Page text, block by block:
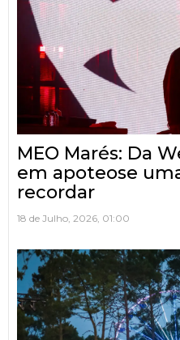
MEO Marés: Da
em apoteose
recordar
18 de Julho, 2026, 01:00